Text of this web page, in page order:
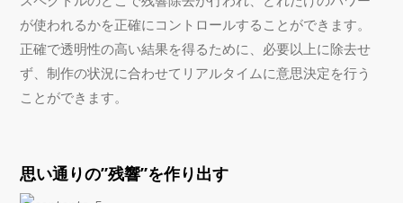
が使われるかを正確にコントロールすることができます。
正確で透明性の高い結果を得るために、必要以上に除去せ
ず、制作の状況に合わせてリアルタイムに意思決定を行う
ことができます。
思い通りの”残響”を作り出す